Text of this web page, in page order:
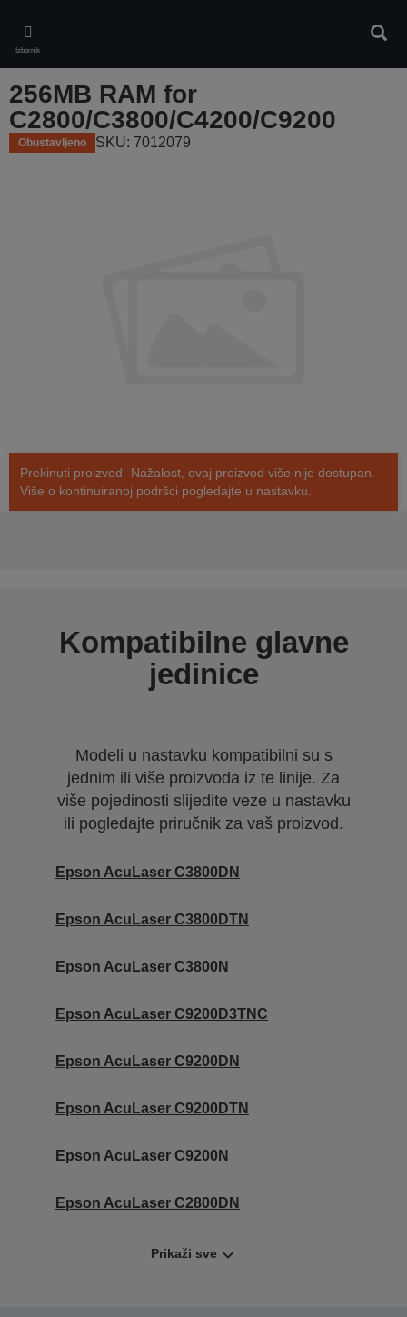
main
content
Izbornik
256MB RAM for
C2800/C3800/C4200/C9200
Obustavljeno SKU: 7012079
Prekinuti proizvod -Nažalost, ovaj proizvod više nije dostupan.
Više o kontinuiranoj podršci pogledajte u nastavku.
Kompatibilne glavne
jedinice
Modeli u nastavku kompatibilni su s
jednim ili više proizvoda iz te linije. Za
više pojedinosti slijedite veze u nastavku
ili pogledajte priručnik za vaš proizvod.
Epson AcuLaser C3800DN
Epson AcuLaser C3800DTN
Epson AcuLaser C3800N
Epson AcuLaser C9200D3TNC
Epson AcuLaser C9200DN
Epson AcuLaser C9200DTN
Epson AcuLaser C9200N
Epson AcuLaser C2800DN
Prikaži sve